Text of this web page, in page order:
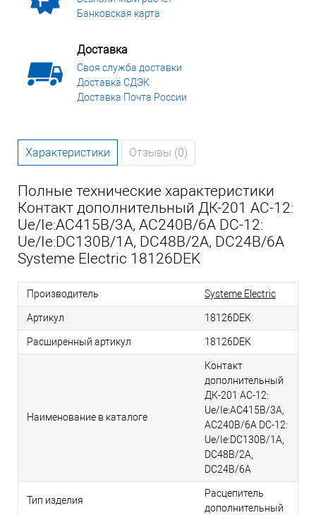
Банковская карта
Доставка
Своя служба доставки
Доставка СДЭК
Доставка Почта России
Характеристики Отзывы (0)
Полные технические характеристики
Контакт дополнительный ДК-201 AC-12:
Ue/Ie:AC415В/3A, AC240В/6A DC-12:
Ue/Ie:DC130В/1A, DC48В/2A, DC24В/6A
Systeme Electric 18126DEK
Производитель Systeme Electric
Артикул 18126DEK
Расширенный артикул 18126DEK
Наименование в каталоге
Контакт
дополнительный
ДК-201 AC-12:
Ue/Ie:AC415В/3A,
AC240В/6A DC-12:
Ue/Ie:DC130В/1A,
DC48В/2A,
DC24В/6A
Тип изделия
Расцепитель
дополнительный